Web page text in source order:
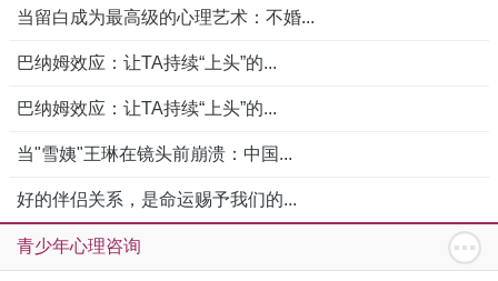
当留白成为最高级的心理艺术：不婚...
巴纳姆效应：让TA持续“上头”的...
巴纳姆效应：让TA持续“上头”的...
当"雪姨"王琳在镜头前崩溃：中国...
好的伴侣关系，是命运赐予我们的...
青少年心理咨询